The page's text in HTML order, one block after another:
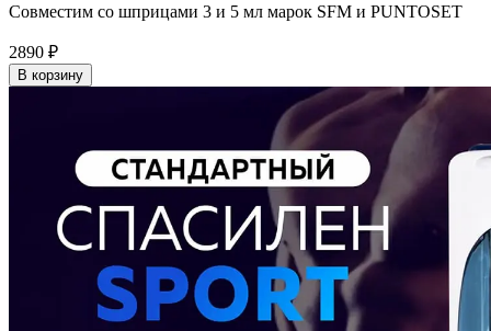
Совместим со шприцами 3 и 5 мл марок SFM и PUNTOSET
2890 ₽
В корзину